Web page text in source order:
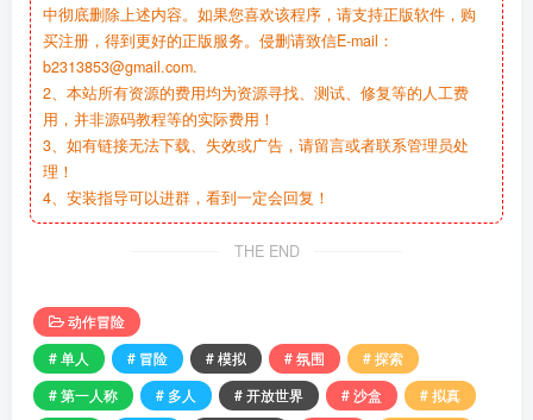
中彻底删除上述内容。如果您喜欢该程序，请支持正版软件，购
买注册，得到更好的正版服务。侵删请致信E-mail：
b2313853@gmail.com.
2、本站所有资源的费用均为资源寻找、测试、修复等的人工费
用，并非源码教程等的实际费用！
3、如有链接无法下载、失效或广告，请留言或者联系管理员处
理！
4、安装指导可以进群，看到一定会回复！
THE END
动作冒险
# 单人
# 冒险 # 模拟 # 氛围
# 探索
# 第一人称
# 多人 # 开放世界 # 沙盒
# 拟真